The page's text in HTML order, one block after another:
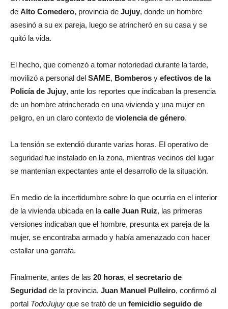
de Alto Comedero, provincia de Jujuy, donde un hombre
asesinó a su ex pareja, luego se atrincheró en su casa y se
quitó la vida.
El hecho, que comenzó a tomar notoriedad durante la tarde,
movilizó a personal del SAME, Bomberos y efectivos de la
Policía de Jujuy, ante los reportes que indicaban la presencia
de un hombre atrincherado en una vivienda y una mujer en
peligro, en un claro contexto de violencia de género.
La tensión se extendió durante varias horas. El operativo de
seguridad fue instalado en la zona, mientras vecinos del lugar
se mantenían expectantes ante el desarrollo de la situación.
En medio de la incertidumbre sobre lo que ocurría en el interior
de la vivienda ubicada en la calle Juan Ruiz, las primeras
versiones indicaban que el hombre, presunta ex pareja de la
mujer, se encontraba armado y había amenazado con hacer
estallar una garrafa.
Finalmente, antes de las 20 horas, el secretario de
Seguridad de la provincia, Juan Manuel Pulleiro, confirmó al
portal TodoJujuy que se trató de un femicidio seguido de